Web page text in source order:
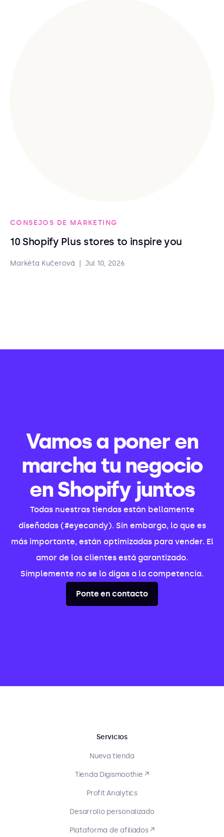
CONSEJOS DE MARKETING
10 Shopify Plus stores to inspire you
Markéta Kučerová Jul 10, 2026
Vamos a poner en
marcha tu negocio
en Shopify juntos
Todas nuestras tiendas están bellamente
diseñadas (#eyecandy). Sin embargo, lo que es
más importante, están optimizadas para vender. El
amor de los clientes está garantizado.
Simplemente no se lo digas a la competencia.
Ponte en contacto
Servicios
Nueva tienda
Tienda Digismoothie ↗
Profit Analytics
Desarrollo personalizado
Plataforma de afiliados ↗